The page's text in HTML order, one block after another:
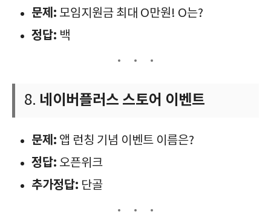
문제: 모임지원금 최대 O만원! O는?
정답: 백
8. 네이버플러스 스토어 이벤트
문제: 앱 런칭 기념 이벤트 이름은?
정답: 오픈위크
추가정답: 단골